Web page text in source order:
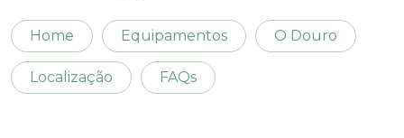
Home Equipamentos O Douro
Localização FAQs